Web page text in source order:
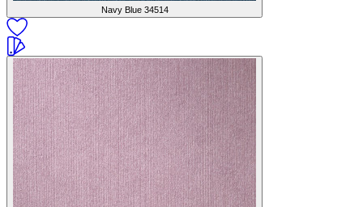
Navy Blue 34514